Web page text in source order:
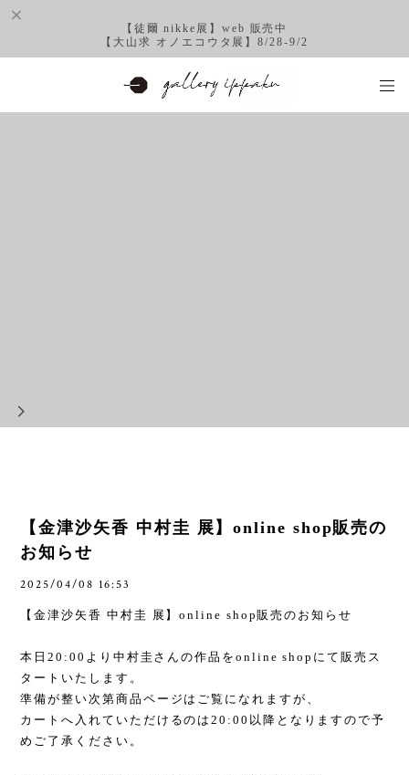
【徒爾 nikke展】web 販売中
【大山求 オノエコウタ展】8/28-9/2
【金津沙矢香 中村圭 展】online shop販売の
お知らせ
2025/04/08 16:53
【金津沙矢香 中村圭 展】online shop販売のお知らせ
本日20:00 より中村圭さんの作品を online shop にて販売ス
タートいたします。
準備が整い次第商品ページはご覧になれますが、
カートへ入れていただけるのは20:00 以降となりますので予
めご了承ください。